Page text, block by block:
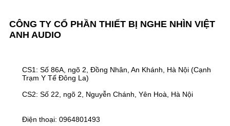
CÔNG TY CỔ PHẦN THIẾT BỊ NGHE NHÌN VIỆT
ANH AUDIO
Điện thoại: 0964801493
CS1: Số 86A, ngõ 2, Đồng Nhân, An Khánh, Hà Nội (Cạnh
Trạm Y Tế Đông La)
CS2: Số 22, ngõ 2, Nguyễn Chánh, Yên Hoà, Hà Nội